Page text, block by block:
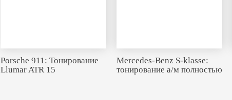
Porsche 911: Тонирование
Llumar ATR 15
Mercedes-Benz S-klasse:
тонирование а/м полностью